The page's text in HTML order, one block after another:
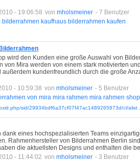
- 19:06:58 von mholsmeiner - 7 Benutzer
bilderrahmen kaufhaus bilderrahmen kaufen
wird den Kunden eine große Auswahl von
von Mira werden von einem stark motivierten
außerdem kundenfreundlich durch die große
- 10:59:38 von mholsmeiner - 5 Benutzer
von mira mira rahmen mira rahmen shop
sid/29934bdf6a37cf07f47ac1489265873d/cl/alist
dank eines hochspezialisierten Teams
Rahmenhersteller von Bilderrahmen Berlin
die aktuellsten Designs und enthalten die
- 11:44:02 von mholsmeiner - 3 Benutzer